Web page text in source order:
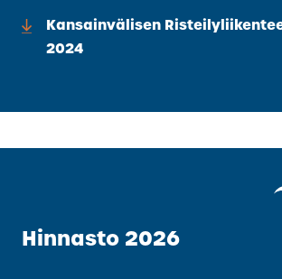
Kansainvälisen
2024
Hinnasto 2026